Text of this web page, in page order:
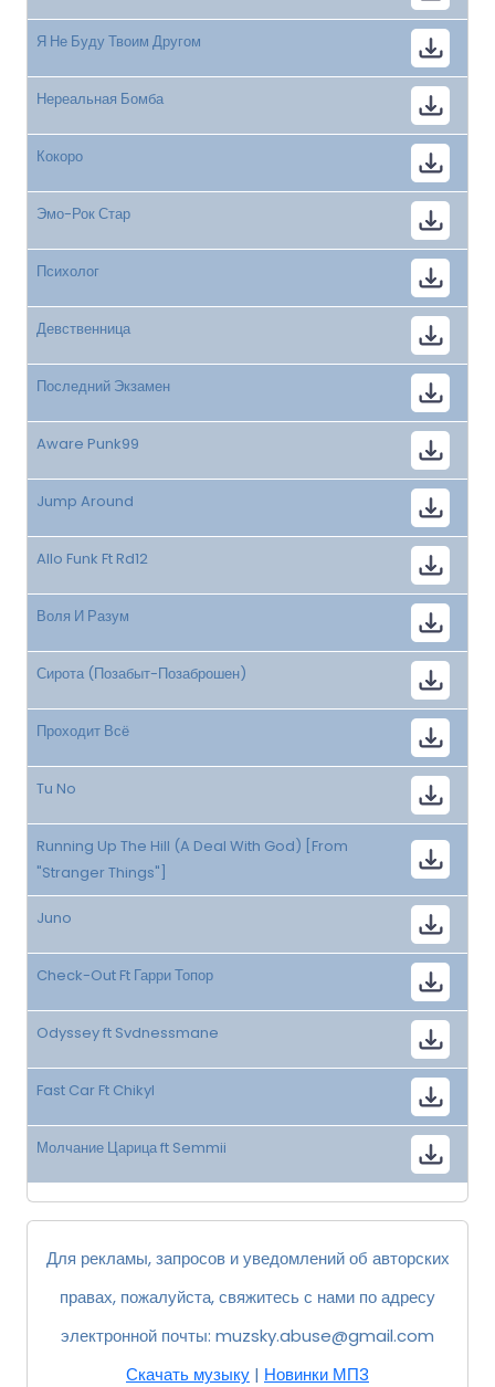
Я Не Буду Твоим Другом
Нереальная Бомба
Кокоро
Эмо-Рок Стар
Психолог
Девственница
Последний Экзамен
Aware Punk99
Jump Around
Allo Funk Ft Rd12
Воля И Разум
Сирота (Позабыт-Позаброшен)
Проходит Всё
Tu No
Running Up The Hill (A Deal With God) [From
"Stranger Things"]
Juno
Check-Out Ft Гарри Топор
Odyssey ft Svdnessmane
Fast Car Ft Chikyl
Молчание Царица ft Semmii
Для рекламы, запросов и уведомлений об авторских
правах, пожалуйста, свяжитесь с нами по адресу
электронной почты: muzsky.abuse@gmail.com
Скачать музыку | Новинки МП3